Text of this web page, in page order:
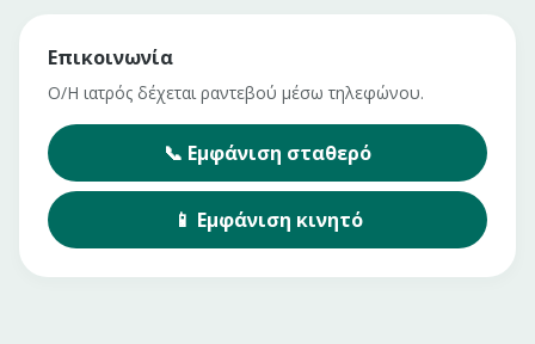
Επικοινωνία
Ο/Η ιατρός δέχεται ραντεβού μέσω τηλεφώνου.
📞 Εμφάνιση σταθερό
📱 Εμφάνιση κινητό